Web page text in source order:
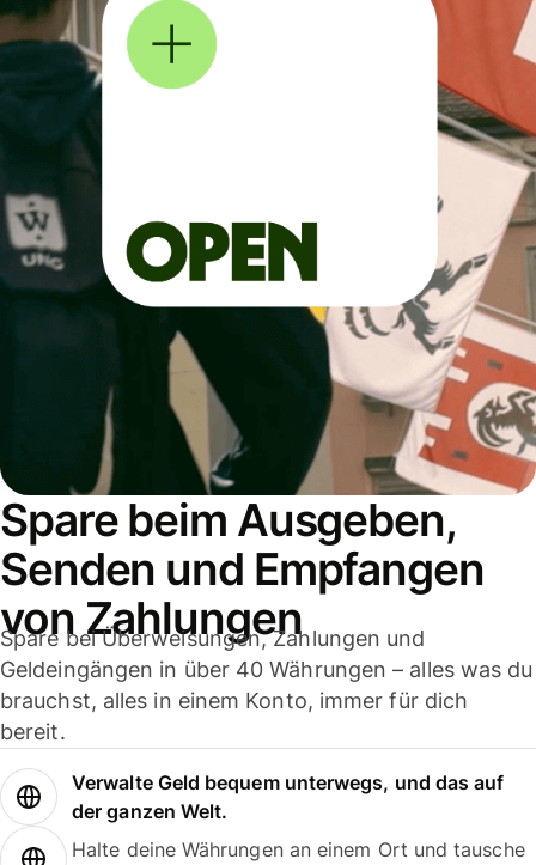
Spare beim Ausgeben,
Senden und Empfangen
von Zahlungen
Spare bei Überweisungen, Zahlungen und
Geldeingängen in über 40 Währungen – alles was du
brauchst, alles in einem Konto, immer für dich
bereit.
Verwalte Geld bequem unterwegs, und das auf
der ganzen Welt.
Halte deine Währungen an einem Ort und tausche